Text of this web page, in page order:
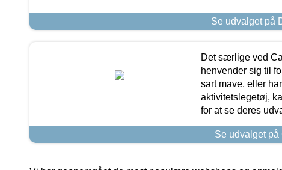
Se udvalget på
Det særlige ved
henvender sig til
sart mave, eller
aktivitetslegetøj,
for at se deres
Se udvalget på